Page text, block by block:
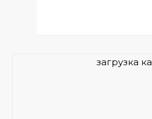
загрузка